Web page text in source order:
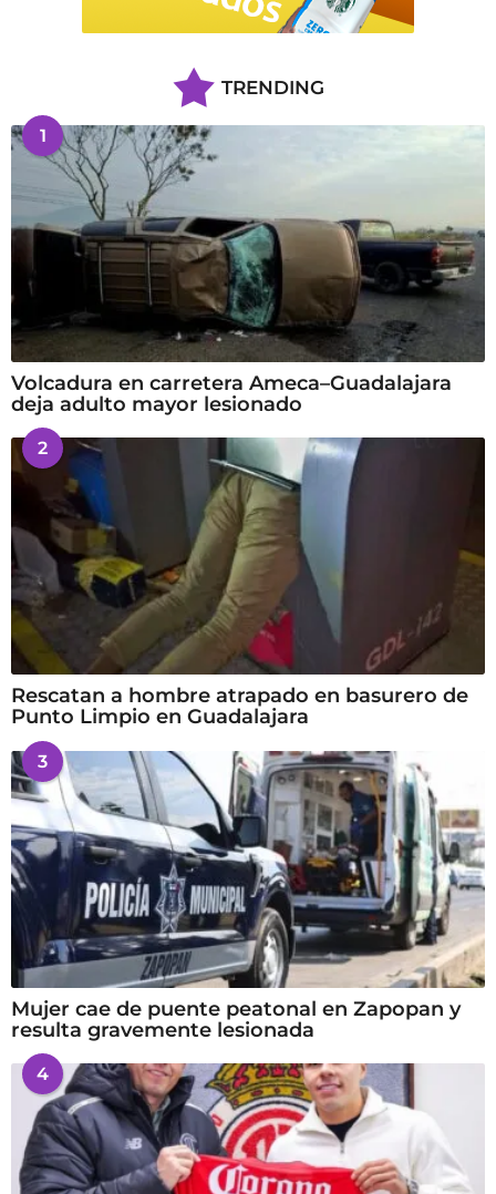
TRENDING
1
Volcadura en carretera Ameca–Guadalajara
deja adulto mayor lesionado
2
Rescatan a hombre atrapado en basurero de
Punto Limpio en Guadalajara
3
Mujer cae de puente peatonal en Zapopan y
resulta gravemente lesionada
4